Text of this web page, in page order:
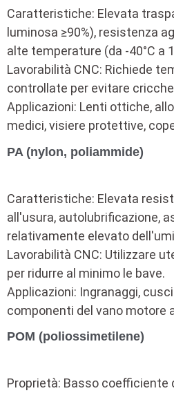
Caratteristiche: Elevata
luminosa ≥90%), resistenza
alte temperature (da -40°C a
Lavorabilità CNC: Richiede
controllate per evitare
Applicazioni: Lenti ottiche,
medici, visiere protettive,
PA (nylon, poliammide)
Caratteristiche: Elevata
all'usura, autolubrificazione,
relativamente elevato
Lavorabilità CNC: Utilizzare
per ridurre al minimo le bave.
Applicazioni: Ingranaggi,
componenti del vano motore
POM (poliossimetilene)
Proprietà: Basso coefficiente